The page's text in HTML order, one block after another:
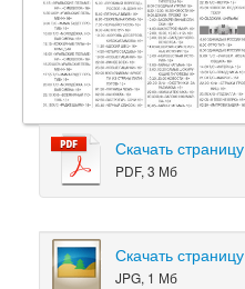
Скачать страницу
PDF, 3 Мб
Скачать страницу
JPG, 1 Мб